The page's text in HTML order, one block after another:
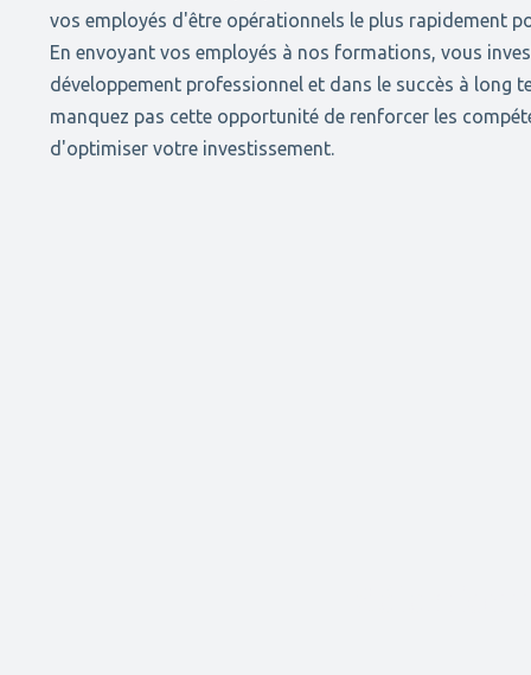
vos employés d'être opérationnels le plus rapidement
En envoyant vos employés à nos formations, vous
développement professionnel et dans le succès à long
manquez pas cette opportunité de renforcer les
d'optimiser votre investissement.